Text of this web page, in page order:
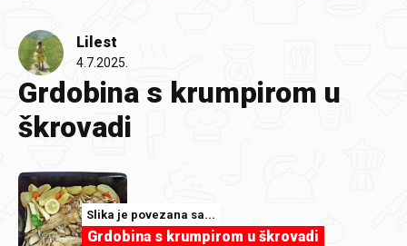
Lilest
4.7.2025.
Grdobina s krumpirom u
škrovadi
Slika je povezana sa...
Grdobina s krumpirom u škrovadi